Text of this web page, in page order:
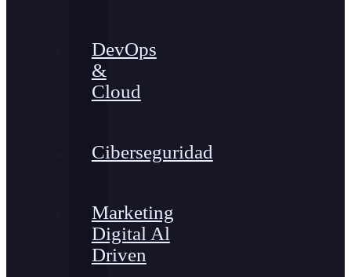
DevOps
&
Cloud
Ciberseguridad
Marketing
Digital Al
Driven